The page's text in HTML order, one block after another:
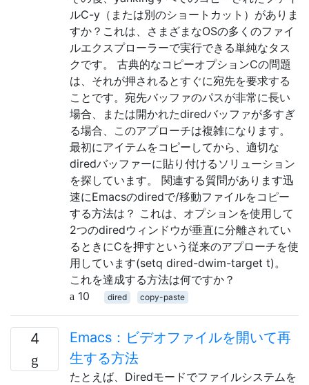
ルC-y（または別のショートカット）がありま
すか？これは、さまざまなOSの多くのファイ
ルエクスプローラーで実行できる単純なタス
クです。 古典的なコピーオプションCの問題
は、それが押されるとすぐに宛先を要求する
ことです。宛先バッファのパスが非常に長い
場合、または開かれたdiredバッファが多すぎ
る場合、このアプローチは複雑になります。
最初にアイテムをコピーしてから、適切な
diredバッファーに貼り付けるソリューション
を探しています。 関連する質問があります迅
速にEmacsのdiredで/移動ファイルをコピー
する方法は？ これは、オプションを使用して
2つのdiredウィンドウが垂直に分離されてい
るときにCを押すという従来のアプローチを使
用しています(setq dired-dwim-target t)。
これを達成する方法は何ですか？
10
dired copy-paste
4
Emacs：ビデオファイルを開いて再
生する方法
たとえば、Diredモードでファイルシステムを